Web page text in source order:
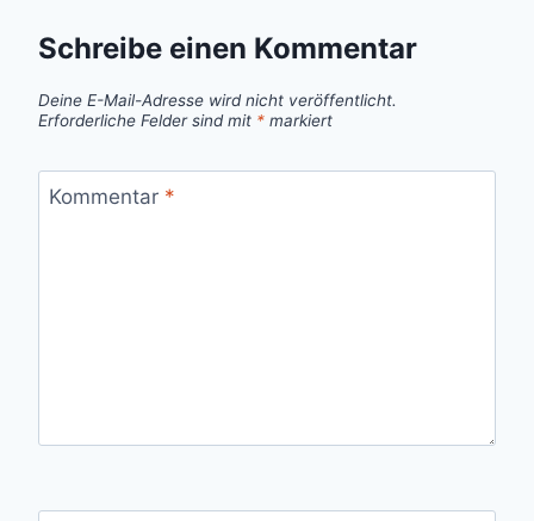
Schreibe einen Kommentar
Deine E-Mail-Adresse wird nicht veröffentlicht.
Erforderliche Felder sind mit * markiert
Kommentar *